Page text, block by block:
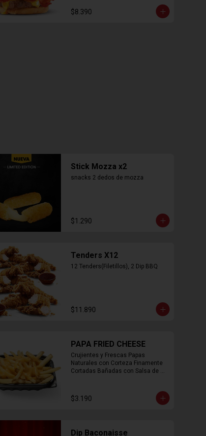
$8.390
Stick Mozza x2
snacks 2 dedos de mozza
$1.290
Tenders X12
12 Tenders(Filetillos), 2 Dip BBQ
$11.890
PAPA FRIED CHEESE
Crujientes y Frescas Papas
Naturales con Corteza Finamente
Cortadas Bañadas con Salsa de
$3.190
Dip Baconaisse